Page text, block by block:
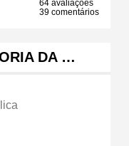
64 avaliações
39 comentários
DA …